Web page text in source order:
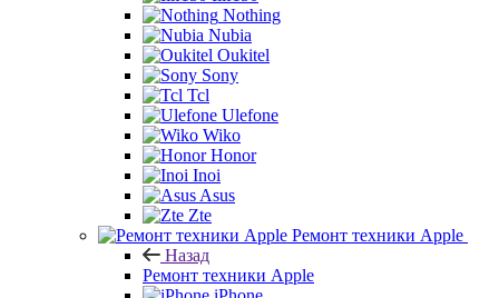
Nothing
Nubia
Oukitel
Sony
Tcl
Ulefone
Wiko
Honor
Inoi
Asus
Zte
Ремонт техники Apple
Назад
Ремонт техники Apple